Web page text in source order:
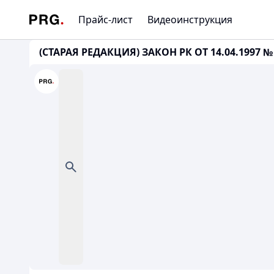
Прайс-лист Видеоинструкция
(СТАРАЯ РЕДАКЦИЯ) ЗАКОН РК ОТ 14.04.1997 №